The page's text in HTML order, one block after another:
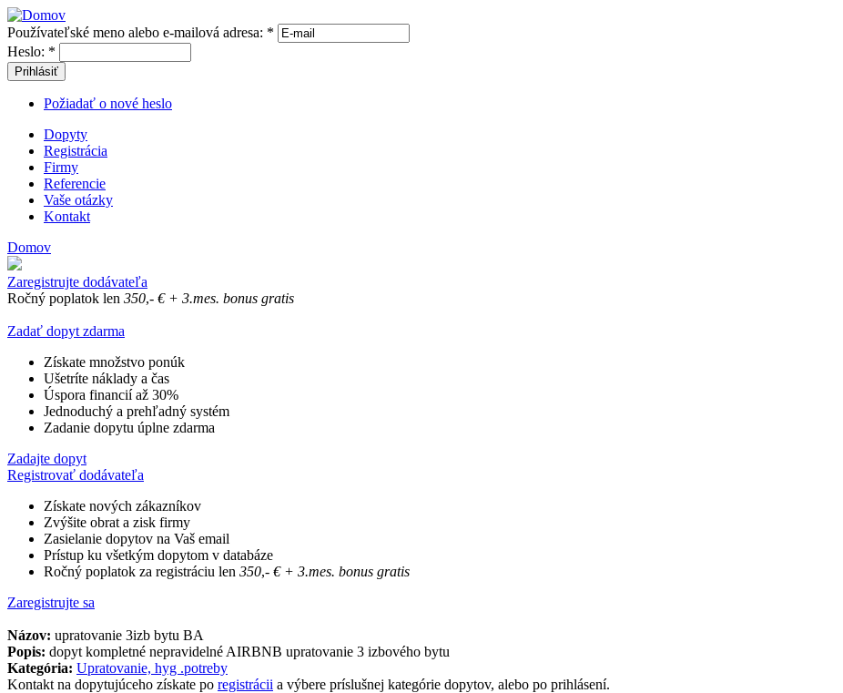
Používateľské meno alebo e-mailová adresa: *
Heslo: *
Prihlásiť
Požiadať o nové heslo
Dopyty
Registrácia
Firmy
Referencie
Vaše otázky
Kontakt
Domov
Zaregistrujte dodávateľa
Ročný poplatok len 350,- € + 3.mes. bonus gratis
Zadať dopyt zdarma
Získate množstvo ponúk
Ušetríte náklady a čas
Úspora financií až 30%
Jednoduchý a prehľadný systém
Zadanie dopytu úplne zdarma
Zadajte dopyt
Registrovať dodávateľa
Získate nových zákazníkov
Zvýšite obrat a zisk firmy
Zasielanie dopytov na Vaš email
Prístup ku všetkým dopytom v databáze
Ročný poplatok za registráciu len 350,- € + 3.mes. bonus gratis
Zaregistrujte sa
Názov: upratovanie 3izb bytu BA
Popis: dopyt kompletné nepravidelné AIRBNB upratovanie 3 izbového bytu
Kategória: Upratovanie, hyg .potreby
Kontakt na dopytujúceho získate po registrácii a výbere príslušnej kategórie dopytov, alebo po prihlásení.